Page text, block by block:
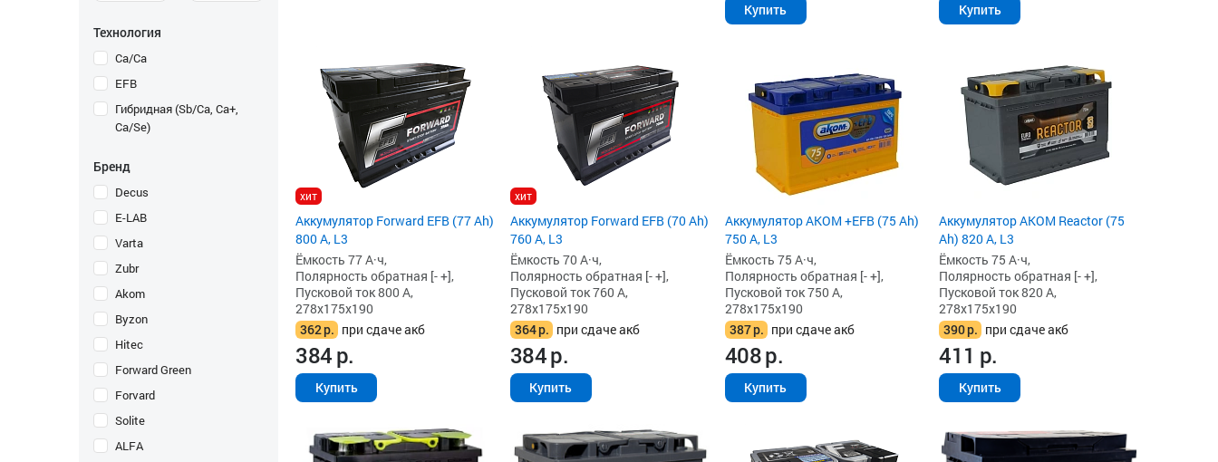
Технология
Ca/Ca
EFB
Гибридная (Sb/Ca, Ca+,
Ca/Se)
Бренд
Decus
E-LAB
Varta
Zubr
Akom
Byzon
Hitec
Forward Green
Forvard
Solite
ALFA
Купить Купить
хит
Аккумулятор Forward EFB (77 Ah)
800 А, L3
Ёмкость 77 А·ч,
Полярность обратная [- +],
Пусковой ток 800 А,
278x175x190
362р. при сдаче акб
384р.
Купить
хит
Аккумулятор Forward EFB (70 Ah)
760 А, L3
Ёмкость 70 А·ч,
Полярность обратная [- +],
Пусковой ток 760 А,
278x175x190
364р. при сдаче акб
384р.
Купить
Аккумулятор AKOM +EFB (75 Ah)
750 А, L3
Ёмкость 75 А·ч,
Полярность обратная [- +],
Пусковой ток 750 А,
278x175x190
387р. при сдаче акб
408р.
Купить
Аккумулятор AKOM Reactor (75
Ah) 820 А, L3
Ёмкость 75 А·ч,
Полярность обратная [- +],
Пусковой ток 820 А,
278x175x190
390р. при сдаче акб
411 р.
Купить